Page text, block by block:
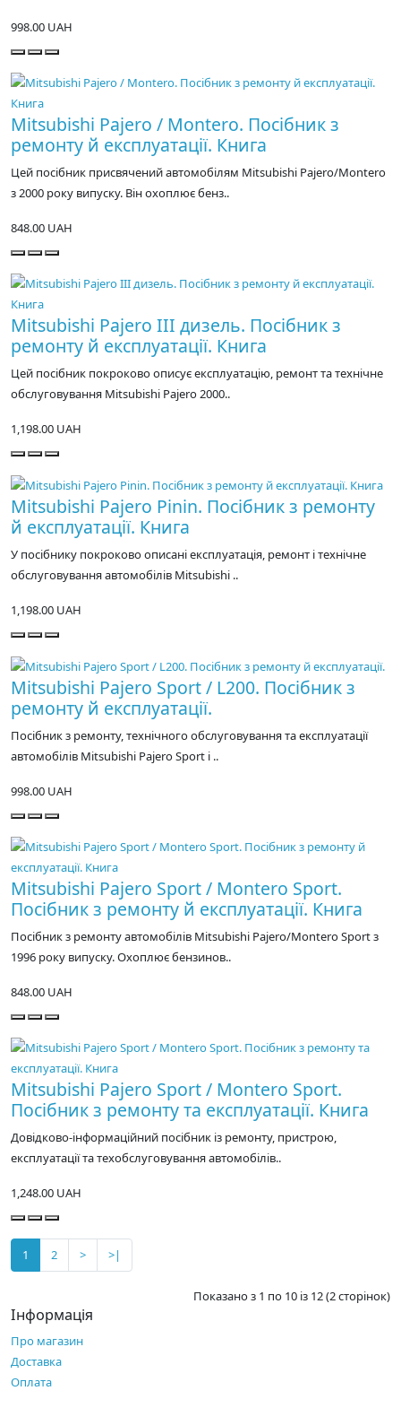
998.00 UAH
Mitsubishi Pajero / Montero. Посібник з
ремонту й експлуатації. Книга
Цей посібник присвячений автомобілям Mitsubishi Pajero/Montero
з 2000 року випуску. Він охоплює бенз..
848.00 UAH
Mitsubishi Pajero III дизель. Посібник з
ремонту й експлуатації. Книга
Цей посібник покроково описує експлуатацію, ремонт та технічне
обслуговування Mitsubishi Pajero 2000..
1,198.00 UAH
Mitsubishi Pajero Pinin. Посібник з ремонту
й експлуатації. Книга
У посібнику покроково описані експлуатація, ремонт і технічне
обслуговування автомобілів Mitsubishi ..
1,198.00 UAH
Mitsubishi Pajero Sport / L200. Посібник з
ремонту й експлуатації.
Посібник з ремонту, технічного обслуговування та експлуатації
автомобілів Mitsubishi Pajero Sport і ..
998.00 UAH
Mitsubishi Pajero Sport / Montero Sport.
Посібник з ремонту й експлуатації. Книга
Посібник з ремонту автомобілів Mitsubishi Pajero/Montero Sport з
1996 року випуску. Охоплює бензинов..
848.00 UAH
Mitsubishi Pajero Sport / Montero Sport.
Посібник з ремонту та експлуатації. Книга
Довідково-інформаційний посібник із ремонту, пристрою,
експлуатації та техобслуговування автомобілів..
1,248.00 UAH
1 2 > >|
Показано з 1 по 10 із 12 (2 сторінок)
Інформація
Про магазин
Доставка
Оплата